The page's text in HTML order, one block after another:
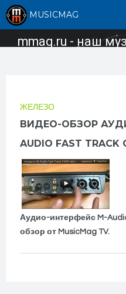
MUSICMAG
mmag.ru - наш
ЖЕЛЕЗО
ВИДЕО-ОБЗОР
AUDIO FAST TRACK
Аудио-интерфейс M-
обзор от MusicMag TV.